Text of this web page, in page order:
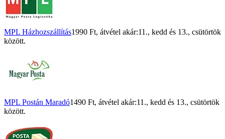
MPL Házhozszállítás1990 Ft, átvétel akár:11., kedd és 13., csütörtök
között.
MPL Postán Maradó1490 Ft, átvétel akár:11., kedd és 13., csütörtök
között.